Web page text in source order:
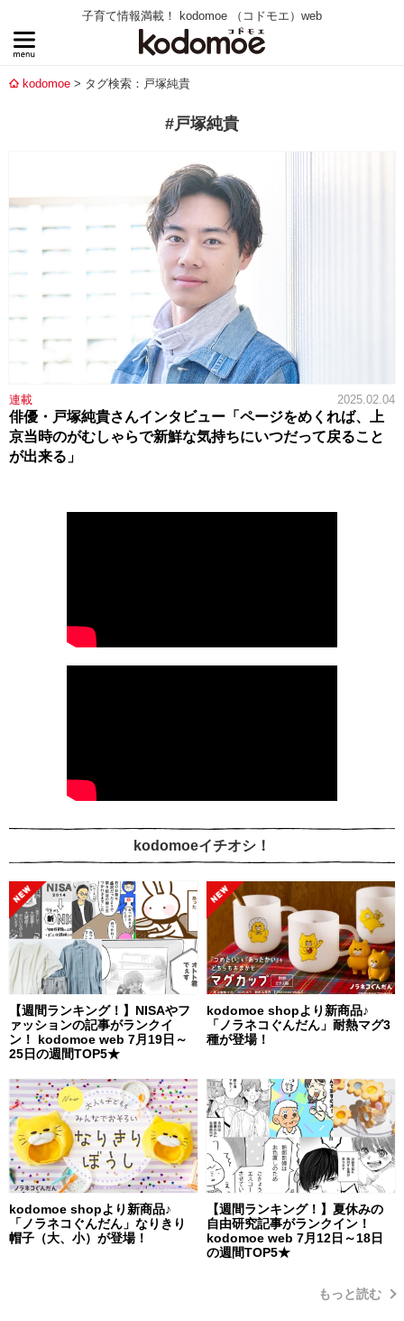
子育て情報満載！ kodomoe （コドモエ）web
kodomoe タグ検索：戸塚純貴
#戸塚純貴
連載 2025.02.04
俳優・戸塚純貴さんインタビュー「ページをめくれば、上
京当時のがむしゃらで新鮮な気持ちにいつだって戻ること
が出来る」
kodomoeイチオシ！
【週間ランキング！】NISAやフ
ァッションの記事がランクイ
ン！ kodomoe web 7月19日～
25日の週間TOP5★
kodomoe shopより新商品♪
「ノラネコぐんだん」耐熱マグ3
種が登場！
kodomoe shopより新商品♪
「ノラネコぐんだん」なりきり
帽子（大、小）が登場！
【週間ランキング！】夏休みの
自由研究記事がランクイン！
kodomoe web 7月12日～18日
の週間TOP5★
もっと読む